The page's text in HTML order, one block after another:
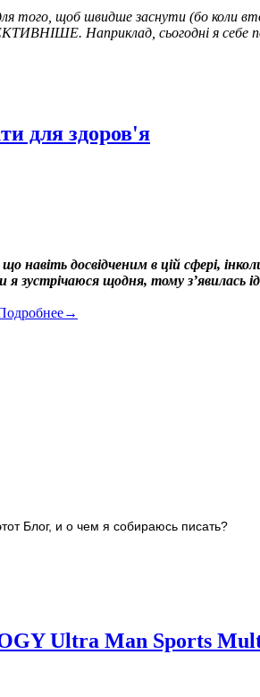
того, щоб швидше заснути (бо коли
Наприклад, сьогодні я себе
для здоров'я
навіть досвідченим в цій сфері,
щодня, тому з’явилась
Блог, и о чем я собираюсь писать?
Ultra Man Sports